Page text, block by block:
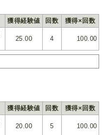
獲得経験値 回数
獲得×回数
25.00 4 100.00
獲得経験値 回数
獲得×回数
20.00 5 100.00